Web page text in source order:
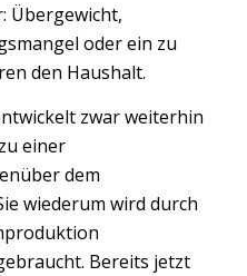
Übergewicht,
oder ein zu
den Haushalt.
zwar weiterhin
einer
dem
wiederum wird durch
Bereits jetzt